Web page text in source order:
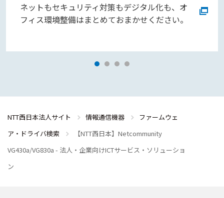
ネットもセキュリティ対策もデジタル化も、オ
フィス環境整備はまとめておまかせください。
NTT西日本法人サイト 情報通信機器
ファームウェ
ア・ドライバ検索
【NTT西日本】Netcommunity
VG430a/VG830a - 法人・企業向けICTサービス・ソリューショ
ン